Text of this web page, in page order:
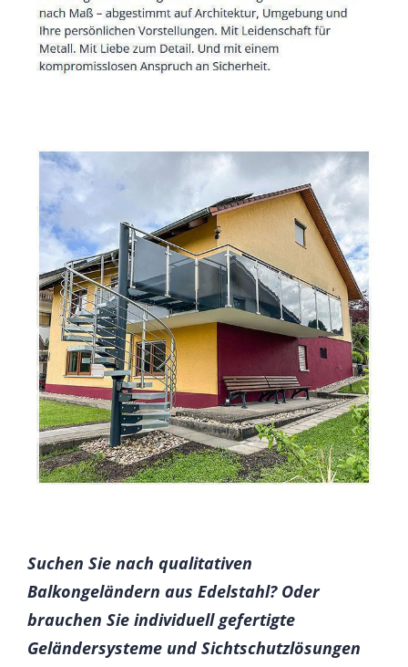
Suchen Sie nach qualitativen
Balkongeländern aus Edelstahl? Oder
brauchen Sie individuell gefertigte
Geländersysteme und Sichtschutzlösungen